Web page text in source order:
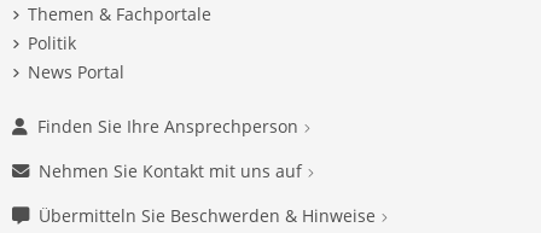
Themen & Fachportale
Politik
News Portal
Finden Sie Ihre Ansprechperson
Nehmen Sie Kontakt mit uns auf
Übermitteln Sie Beschwerden & Hinweise